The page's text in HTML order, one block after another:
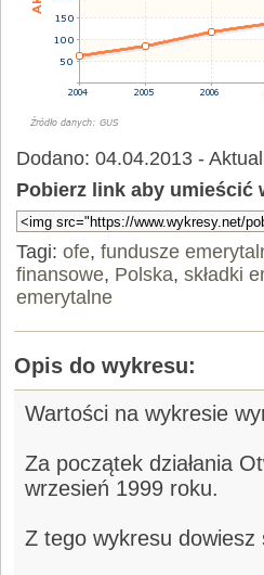
Dodano: 04.04.2013 -
Pobierz link aby umieścić
Tagi: ofe, fundusze
finansowe, Polska, składki
emerytalne
Opis do wykresu:
Wartości na wykresie
Za początek działania
wrzesień 1999 roku.
Z tego wykresu dowiesz